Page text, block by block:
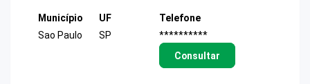
Município
Sao Paulo
UF
SP
Telefone
**********
Consultar